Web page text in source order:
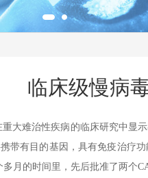
临床级慢病
大难治性疾病的临床研究中显
带有目的基因，具有免疫治疗
多月的时间里，先后批准了两个